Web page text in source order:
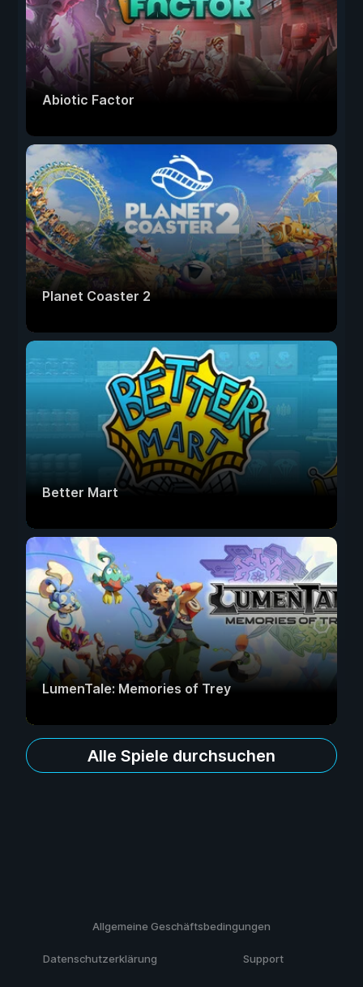
Abiotic Factor
Planet Coaster 2
Better Mart
LumenTale: Memories of Trey
Alle Spiele durchsuchen
Allgemeine Geschäftsbedingungen
Datenschutzerklärung Support